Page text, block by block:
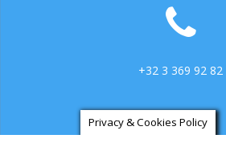
+32 3 369 92 82
Privacy & Cookies Policy